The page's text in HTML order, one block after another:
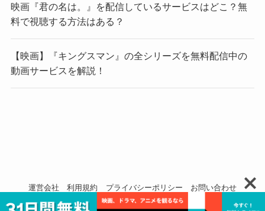
映画『君の名は。』を配信しているサービスはどこ？無
料で視聴する方法はある？
【映画】『キングスマン』の全シリーズを無料配信中の
動画サービスを解説！
運営会社 利用規約 プライバシーポリシー お問い合わせ